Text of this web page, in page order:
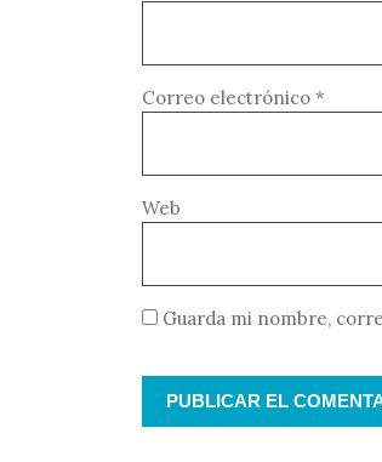
Correo electrónico *
Web
Guarda mi nombre,